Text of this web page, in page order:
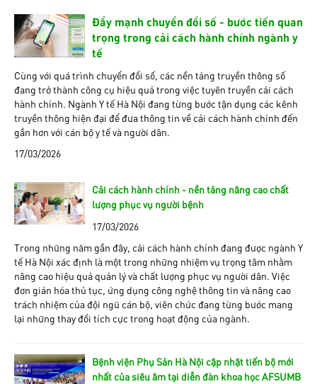
Đẩy mạnh chuyển đổi số - bước tiến quan
trọng trong cải cách hành chính ngành y
tế
Cùng với quá trình chuyển đổi số, các nền tảng truyền thông số
đang trở thành công cụ hiệu quả trong việc tuyên truyền cải cách
hành chính. Ngành Y tế Hà Nội đang từng bước tận dụng các kênh
truyền thông hiện đại để đưa thông tin về cải cách hành chính đến
gần hơn với cán bộ y tế và người dân.
17/03/2026
Cải cách hành chính - nền tảng nâng cao chất
lượng phục vụ người bệnh
17/03/2026
Trong những năm gần đây, cải cách hành chính đang được ngành Y
tế Hà Nội xác định là một trong những nhiệm vụ trọng tâm nhằm
nâng cao hiệu quả quản lý và chất lượng phục vụ người dân. Việc
đơn giản hóa thủ tục, ứng dụng công nghệ thông tin và nâng cao
trách nhiệm của đội ngũ cán bộ, viên chức đang từng bước mang
lại những thay đổi tích cực trong hoạt động của ngành.
Bệnh viện Phụ Sản Hà Nội cập nhật tiến bộ mới
nhất của siêu âm tại diễn đàn khoa học AFSUMB